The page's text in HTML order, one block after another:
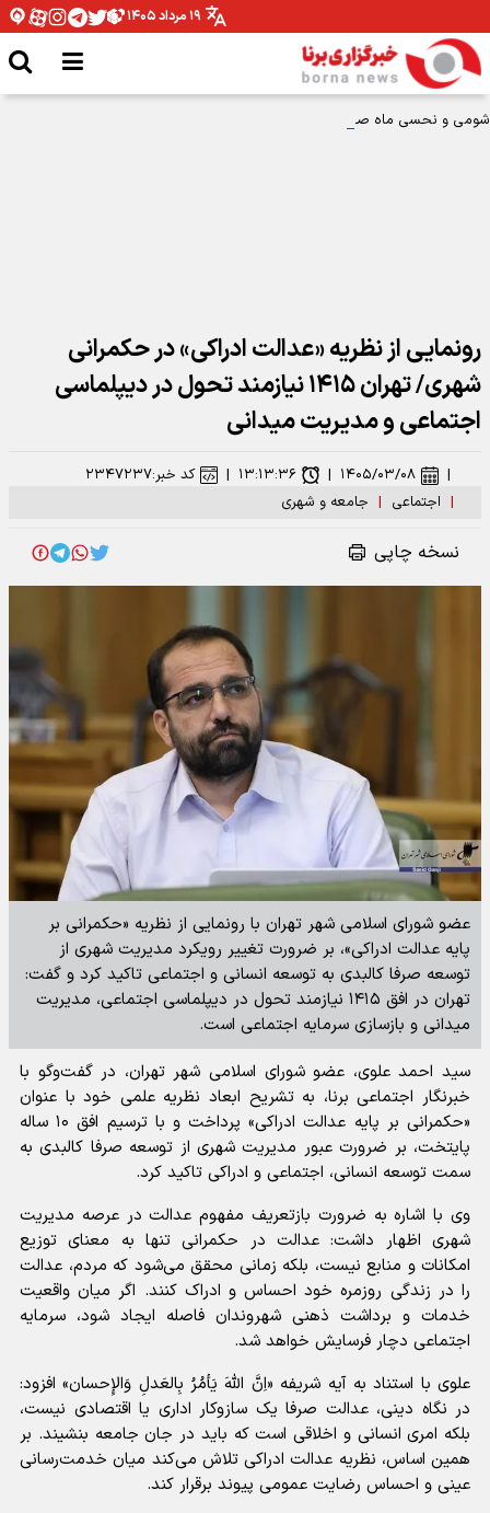
۱۹ مرداد ۱۴۰۵
شومی و نحسی ماه صفر فقط مربوط به همان سال رحلت پیامبر اکرم بوده است
رونمایی از نظریه «عدالت ادراکی» در حکمرانی
شهری/ تهران ۱۴۱۵ نیازمند تحول در دیپلماسی
اجتماعی و مدیریت میدانی
| اجتماعی | جامعه و شهری
| ۱۴۰۵/۰۳/۰۸ | ۱۳:۱۳:۳۶ | کد خبر:۲۳۴۷۲۳۷
نسخه چاپی
عضو شورای اسلامی شهر تهران با رونمایی از نظریه «حکمرانی بر
پایه عدالت ادراکی»، بر ضرورت تغییر رویکرد مدیریت شهری از
توسعه صرفا کالبدی به توسعه انسانی و اجتماعی تاکید کرد و گفت:
تهران در افق ۱۴۱۵ نیازمند تحول در دیپلماسی اجتماعی، مدیریت
میدانی و بازسازی سرمایه اجتماعی است.
سید احمد علوی، عضو شورای اسلامی شهر تهران، در گفت‌وگو با
خبرنگار اجتماعی برنا، به تشریح ابعاد نظریه علمی خود با عنوان
«حکمرانی بر پایه عدالت ادراکی» پرداخت و با ترسیم افق ۱۰ ساله
پایتخت، بر ضرورت عبور مدیریت شهری از توسعه صرفا کالبدی به
سمت توسعه انسانی، اجتماعی و ادراکی تاکید کرد.
وی با اشاره به ضرورت بازتعریف مفهوم عدالت در عرصه مدیریت
شهری اظهار داشت: عدالت در حکمرانی تنها به معنای توزیع
امکانات و منابع نیست، بلکه زمانی محقق می‌شود که مردم، عدالت
را در زندگی روزمره خود احساس و ادراک کنند. اگر میان واقعیت
خدمات و برداشت ذهنی شهروندان فاصله ایجاد شود، سرمایه
اجتماعی دچار فرسایش خواهد شد.
علوی با استناد به آیه شریفه «اِنَّ اللهَ یَأمُرُ بِالعَدلِ وَالإِحسان» افزود:
در نگاه دینی، عدالت صرفا یک سازوکار اداری یا اقتصادی نیست،
بلکه امری انسانی و اخلاقی است که باید در جان جامعه بنشیند. بر
همین اساس، نظریه عدالت ادراکی تلاش می‌کند میان خدمت‌رسانی
عینی و احساس رضایت عمومی پیوند برقرار کند.